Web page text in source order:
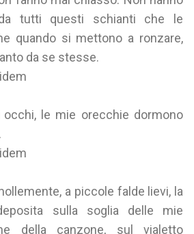
tutti questi schianti che le
quando si mettono a ronzare,
da se stesse.
le mie orecchie dormono
a piccole falde lievi, la
sulla soglia delle mie
della canzone, sul vialetto